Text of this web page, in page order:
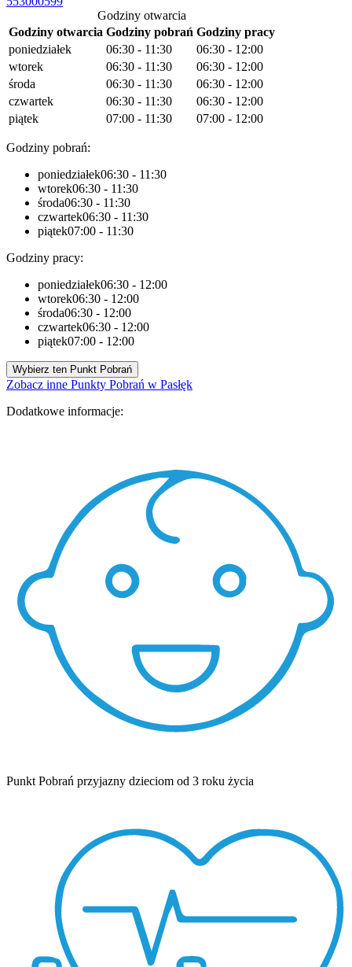
Godziny otwarcia
Godziny otwarcia Godziny pobrań Godziny pracy
poniedziałek
06:30 - 11:30
06:30 - 12:00
wtorek
06:30 - 11:30
06:30 - 12:00
środa
06:30 - 11:30
06:30 - 12:00
czwartek
06:30 - 11:30
06:30 - 12:00
piątek
07:00 - 11:30 07:00 - 12:00
Godziny pobrań:
poniedziałek06:30 - 11:30
wtorek06:30 - 11:30
środa06:30 - 11:30
czwartek06:30 - 11:30
piątek07:00 - 11:30
Godziny pracy:
poniedziałek06:30 - 12:00
wtorek06:30 - 12:00
środa06:30 - 12:00
czwartek06:30 - 12:00
piątek07:00 - 12:00
Wybierz ten Punkt Pobrań
Zobacz inne Punkty Pobrań w Pasłęk
Dodatkowe informacje:
Punkt Pobrań przyjazny dzieciom od 3 roku życia